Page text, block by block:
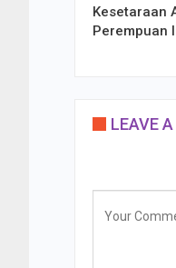
Kesetaraan
Perempuan
LEAVE A